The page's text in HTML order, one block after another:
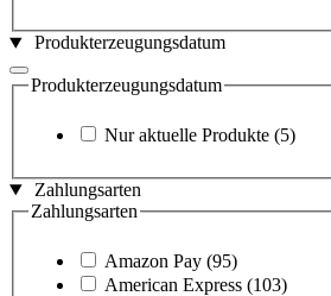
Produkterzeugungsdatum
Produkterzeugungsdatum
Nur aktuelle Produkte (5)
Zahlungsarten
Zahlungsarten
Amazon Pay (95)
American Express (103)